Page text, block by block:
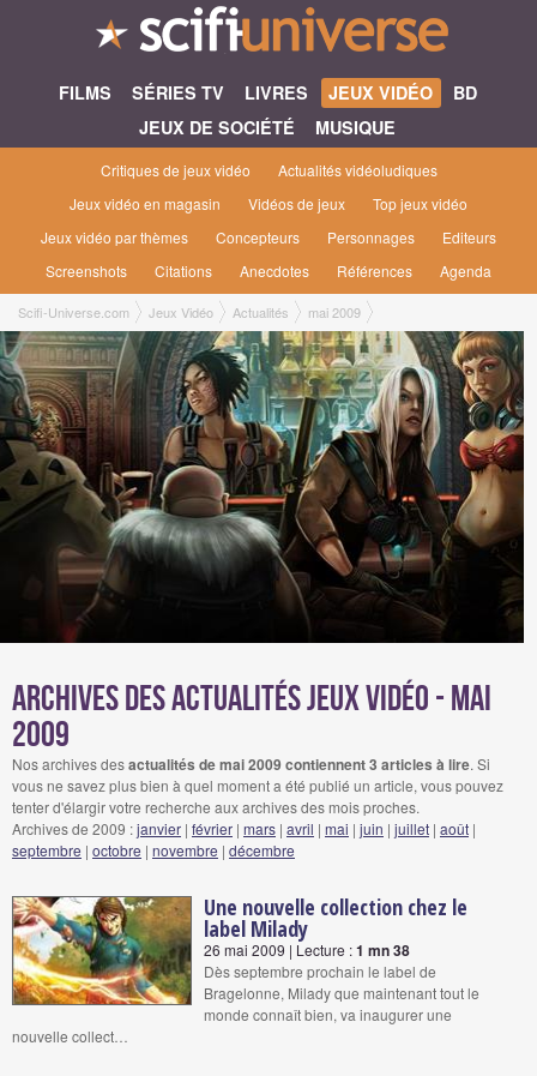
FILMS SÉRIES TV LIVRES JEUX VIDÉO
BD
JEUX DE SOCIÉTÉ
MUSIQUE
Critiques de jeux vidéo
Actualités vidéoludiques
Jeux vidéo en magasin
Vidéos de jeux
Top jeux vidéo
Jeux vidéo par thèmes
Concepteurs Personnages
Editeurs
Screenshots
Citations Anecdotes Références Agenda
Scifi-Universe.com Jeux Vidéo Actualités mai 2009
Archives des actualités jeux vidéo - mai
2009
Nos archives desactualités de mai 2009 contiennent 3 articles à lire. Si
vous ne savez plus bien à quel moment a été publié un article, vous pouvez
tenter d'élargir votre recherche aux archives des mois proches.
Archives de 2009 :janvier | février | mars | avril | mai | juin | juillet | août |
septembre | octobre | novembre | décembre
Une nouvelle collection chez le
label Milady
26 mai 2009 | Lecture :1 mn 38
Dès septembre prochain le label de
Bragelonne, Milady que maintenant tout le
monde connaît bien, va inaugurer une
nouvelle collect…